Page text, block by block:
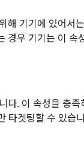
해 기기에 있어서
경우 기기는 이 속
다. 이 속성을 충
타겟팅할 수 있습